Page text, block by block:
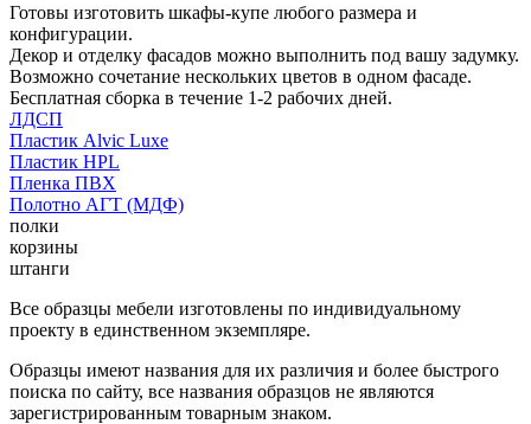
Готовы изготовить шкафы-купе любого размера и
конфигурации.
Декор и отделку фасадов можно выполнить под вашу задумку.
Возможно сочетание нескольких цветов в одном фасаде.
Бесплатная сборка в течение 1-2 рабочих дней.
ЛДСП
Пластик Alvic Luxe
Пластик HPL
Пленка ПВХ
Полотно АГТ (МДФ)
полки
корзины
штанги
Все образцы мебели изготовлены по индивидуальному
проекту в единственном экземпляре.
Образцы имеют названия для их различия и более быстрого
поиска по сайту, все названия образцов не являются
зарегистрированным товарным знаком.